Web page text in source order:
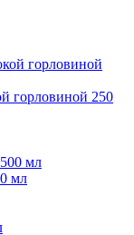
горловиной 250
мл